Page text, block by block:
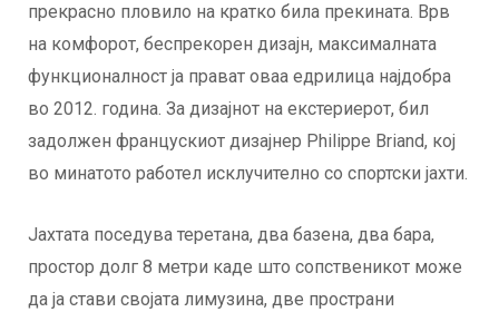
прекрасно пловило на кратко била прекината. Врв
на комфорот, беспрекорен дизајн, максималната
функционалност ја прават оваа едрилица најдобра
во 2012. година. За дизајнот на екстериерот, бил
задолжен францускиот дизајнер Philippe Briand, кој
во минатото работел исклучително со спортски јахти.
Јахтата поседува теретана, два базена, два бара,
простор долг 8 метри каде што сопственикот може
да ја стави својата лимузина, две пространи